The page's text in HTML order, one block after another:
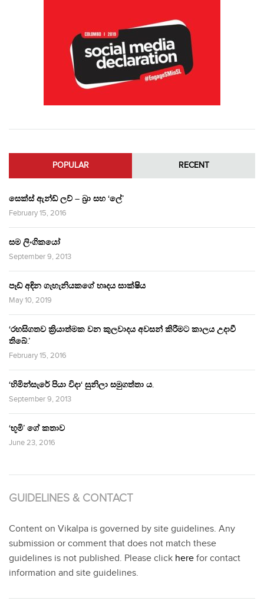
POPULAR RECENT
සෙක්ස් ඇන්ඩ් ලව් – බ්‍රා සහ ‘ලේ’
February 15, 2016
සම ලිංගිකයෝ
September 9, 2013
පෑඩ් අඳින ගැහැනියකගේ හෘදය සාක්ෂිය
May 10, 2019
‘රහසිගතව ක්‍රියාත්මක වන කුලවාදය අවසන් කිරීමට කාලය උදාවී
තිබේ.’
February 15, 2016
‘හිමින්සැරේ පියා විදා‘ සුනිලා සමුගත්තා ය.
September 9, 2013
‘භූමි’ ගේ කතාව
June 23, 2016
GUIDELINES & CONTACT
Content on Vikalpa is governed by site guidelines. Any
submission or comment that does not match these
guidelines is not published. Please click here for contact
information and site guidelines.